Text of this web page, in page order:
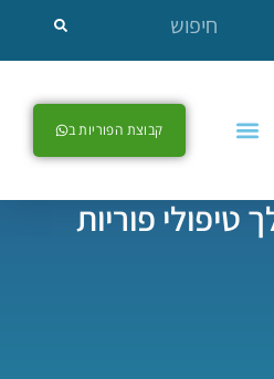
קבוצת הפוריות ב
טיפולי פוריות